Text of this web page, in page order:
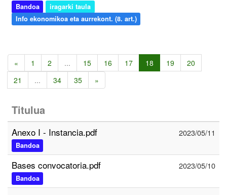
Bandoa
iragarki taula
Info ekonomikoa eta aurrekont. (8. art.)
« 1 2 ... 15 16 17 18 19
20
21
... 34 35 »
Titulua
Anexo I - Instancia.pdf
Bandoa
2023/05/11
Bases convocatoria.pdf
Bandoa
2023/05/10